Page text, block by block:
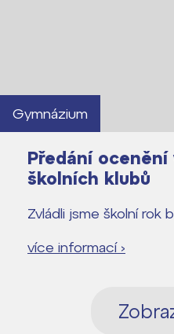
Gymnázium
Předání ocenění
školních klubů
Zvládli jsme školní rok
více informací ›